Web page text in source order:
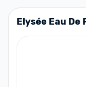
Elysée Eau De